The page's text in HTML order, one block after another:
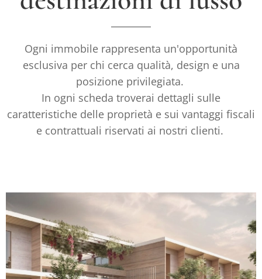
Ogni immobile rappresenta un'opportunità
esclusiva per chi cerca qualità, design e una
posizione privilegiata.
In ogni scheda troverai dettagli sulle
caratteristiche delle proprietà e sui vantaggi fiscali
e contrattuali riservati ai nostri clienti.